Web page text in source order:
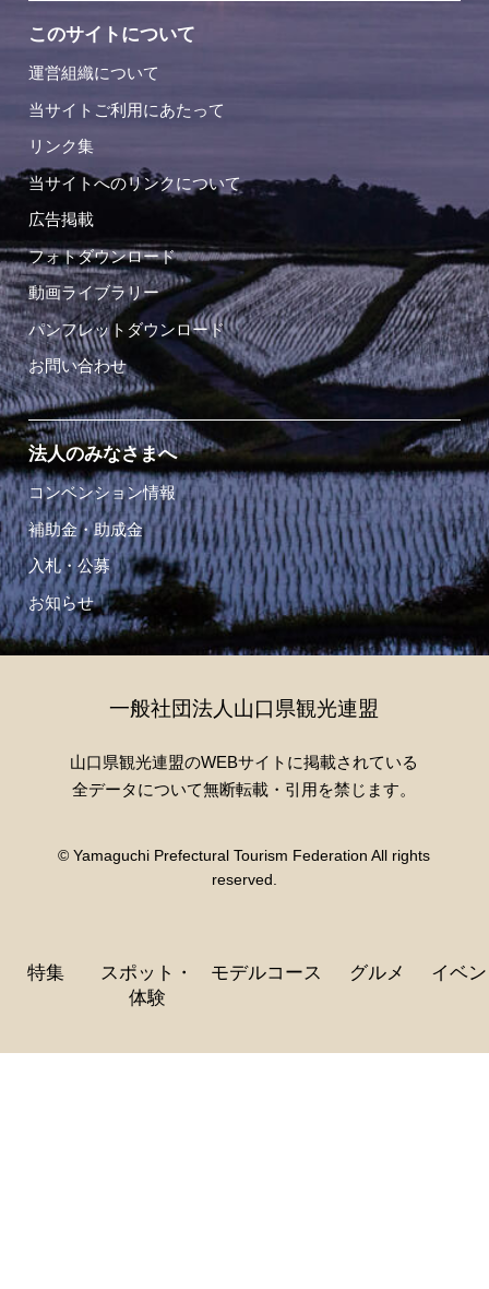
このサイトについて
運営組織について
当サイトご利用にあたって
リンク集
当サイトへのリンクについて
広告掲載
フォトダウンロード
動画ライブラリー
パンフレットダウンロード
お問い合わせ
法人のみなさまへ
コンベンション情報
補助金・助成金
入札・公募
お知らせ
一般社団法人山口県観光連盟
山口県観光連盟のWEBサイトに掲載されている
全データについて無断転載・引用を禁じます。
© Yamaguchi Prefectural Tourism Federation All rights
reserved.
特集
スポット・
体験
モデルコース グルメ イベ